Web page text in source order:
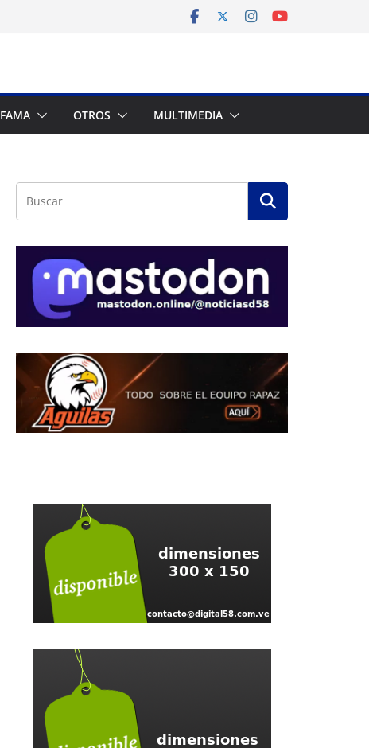
FAMA OTROS MULTIMEDIA